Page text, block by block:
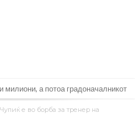
милиони, а потоа градоначалникот
го спореди Алварез со
Чупиќ е во борба за тренер на